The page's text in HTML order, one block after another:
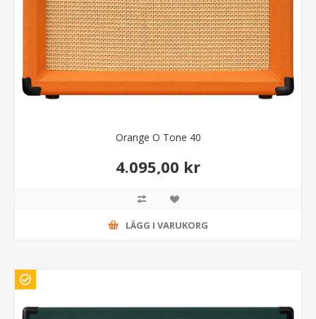
Orange O Tone 40
4.095,00 kr
LÄGG I VARUKORG